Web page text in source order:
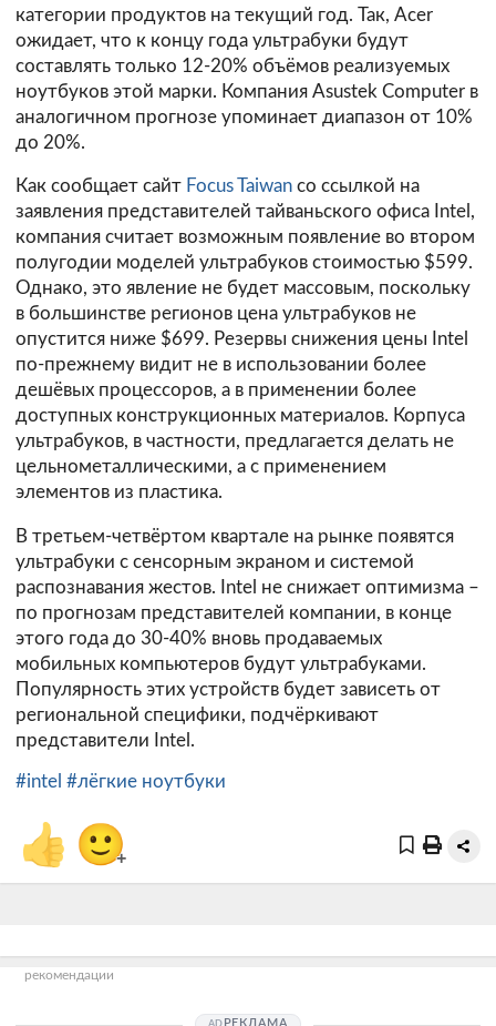
категории продуктов на текущий год. Так, Acer
ожидает, что к концу года ультрабуки будут
составлять только 12-20% объёмов реализуемых
ноутбуков этой марки. Компания Asustek Computer в
аналогичном прогнозе упоминает диапазон от 10%
до 20%.
Как сообщает сайт Focus Taiwan со ссылкой на
заявления представителей тайваньского офиса Intel,
компания считает возможным появление во втором
полугодии моделей ультрабуков стоимостью $599.
Однако, это явление не будет массовым, поскольку
в большинстве регионов цена ультрабуков не
опустится ниже $699. Резервы снижения цены Intel
по-прежнему видит не в использовании более
дешёвых процессоров, а в применении более
доступных конструкционных материалов. Корпуса
ультрабуков, в частности, предлагается делать не
цельнометаллическими, а с применением
элементов из пластика.
В третьем-четвёртом квартале на рынке появятся
ультрабуки с сенсорным экраном и системой
распознавания жестов. Intel не снижает оптимизма –
по прогнозам представителей компании, в конце
этого года до 30-40% вновь продаваемых
мобильных компьютеров будут ультрабуками.
Популярность этих устройств будет зависеть от
региональной специфики, подчёркивают
представители Intel.
#intel #лёгкие ноутбуки
👍 🙂+
рекомендации
РЕКЛАМА